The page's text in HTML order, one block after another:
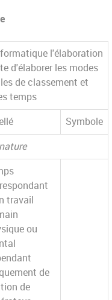
l'élaboration
d'élaborer les modes
de classement et
temps
Symbole
travail
ou
de
de